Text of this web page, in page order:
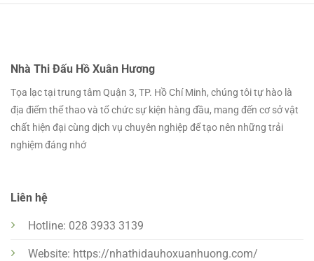
Nhà Thi Đấu Hồ Xuân Hương
Tọa lạc tại trung tâm Quận 3, TP. Hồ Chí Minh, chúng tôi tự hào là
địa điểm thể thao và tổ chức sự kiện hàng đầu, mang đến cơ sở vật
chất hiện đại cùng dịch vụ chuyên nghiệp để tạo nên những trải
nghiệm đáng nhớ
Liên hệ
Hotline: 028 3933 3139
Website: https://nhathidauhoxuanhuong.com/